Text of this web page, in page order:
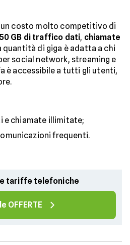
un costo molto competitivo di
GB di traffico dati, chiamate
quantità di giga è adatta a chi
social network, streaming e
è accessibile a tutti gli utenti,
e chiamate illimitate;
frequenti.
tariffe telefoniche
OFFERTE